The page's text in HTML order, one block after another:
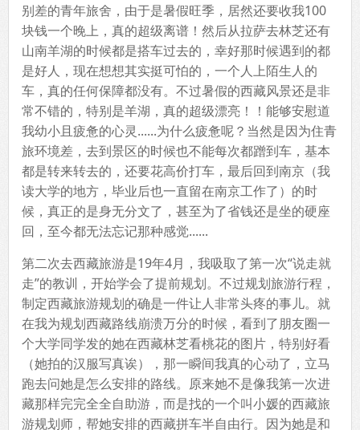
别差的青年旅舍，由于是暑假旺季，居然还要收我100
块钱一个晚上，真的超级离谱！然后从拉萨去林芝还有
山南羊湖的时候都是搭车过去的，幸好那时候遇到的都
是好人，现在想想其实挺可怕的，一个人上陌生人的
车，真的任何保障都没有。不过暑假的西藏风景还是非
常不错的，特别是羊湖，真的超级漂亮！！能够安慰道
我幼小且疲惫的心灵......为什么疲惫呢？当然是因为住青
旅环境差，去到景区的时候也不能每次都蹭到车，基本
都是转来转去的，还要花高价打车，最后回到南京（我
读大学的地方，毕业后也一直留在南京工作了）的时
候，真正的是身无分文了，甚至为了省钱还是坐的硬座
回，至今都无法忘记那种感觉......
第二次去西藏旅游是19年4月，我吸取了第一次“说走就
走”的教训，开始学会了提前规划。不过规划旅游行程，
制定西藏旅游规划的确是一件让人非常头疼的事儿。就
在我为规划西藏路线崩溃万分的时候，看到了朋友圈一
个大学同学发的她在西藏林芝看桃花的图片，特别好看
（她拍的汉服写真诶），那一瞬间我真的心动了，立马
跑去问她是怎么安排的路线。原来她不是像我第一次进
藏那样完完全全自助游，而是找的一个叫小媛的西藏旅
游规划师，帮她安排的西藏拼车半自由行。因为她是和